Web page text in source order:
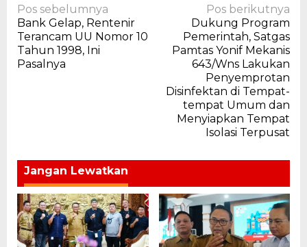
Navigasi
pos
Pos sebelumnya
Bank Gelap, Rentenir
Terancam UU Nomor 10
Tahun 1998, Ini
Pasalnya
Pos berikutnya
Dukung Program
Pemerintah, Satgas
Pamtas Yonif Mekanis
643/Wns Lakukan
Penyemprotan
Disinfektan di Tempat-
tempat Umum dan
Menyiapkan Tempat
Isolasi Terpusat
Jangan Lewatkan